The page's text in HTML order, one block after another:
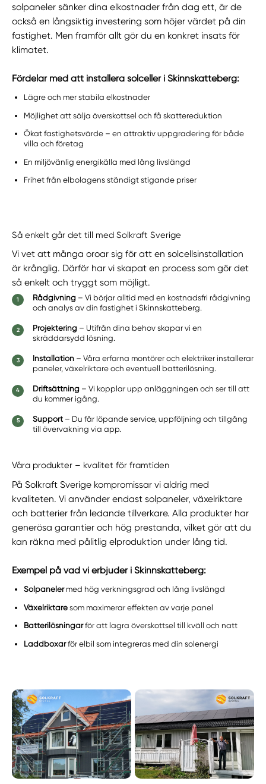
solpaneler sänker dina elkostnader från dag ett, är de
också en långsiktig investering som höjer värdet på din
fastighet. Men framför allt gör du en konkret insats för
klimatet.
Fördelar med att installera solceller i Skinnskatteberg:
Lägre och mer stabila elkostnader
Möjlighet att sälja överskottsel och få skattereduktion
Ökat fastighetsvärde – en attraktiv uppgradering för både
villa och företag
En miljövänlig energikälla med lång livslängd
Frihet från elbolagens ständigt stigande priser
Så enkelt går det till med Solkraft Sverige
Vi vet att många oroar sig för att en solcellsinstallation
är krånglig. Därför har vi skapat en process som gör det
så enkelt och tryggt som möjligt.
Rådgivning – Vi börjar alltid med en kostnadsfri rådgivning
och analys av din fastighet i Skinnskatteberg.
Projektering – Utifrån dina behov skapar vi en
skräddarsydd lösning.
Installation – Våra erfarna montörer och elektriker installerar
paneler, växelriktare och eventuell batterilösning.
Driftsättning – Vi kopplar upp anläggningen och ser till att
du kommer igång.
Support – Du får löpande service, uppföljning och tillgång
till övervakning via app.
Våra produkter – kvalitet för framtiden
På Solkraft Sverige kompromissar vi aldrig med
kvaliteten. Vi använder endast solpaneler, växelriktare
och batterier från ledande tillverkare. Alla produkter har
generösa garantier och hög prestanda, vilket gör att du
kan räkna med pålitlig elproduktion under lång tid.
Exempel på vad vi erbjuder i Skinnskatteberg:
Solpanelermed hög verkningsgrad och lång livslängd
Växelriktare som maximerar effekten av varje panel
Batterilösningarför att lagra överskottsel till kväll och natt
Laddboxarför elbil som integreras med din solenergi